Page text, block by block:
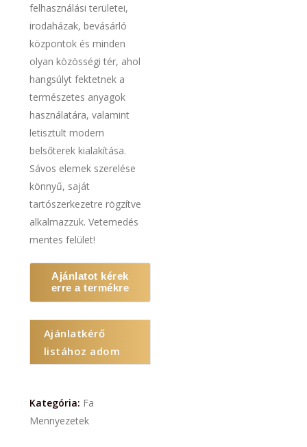
felhasználási területei,
irodaházak, bevásárló
központok és minden
olyan közösségi tér, ahol
hangsúlyt fektetnek a
természetes anyagok
használatára, valamint
letisztult modern
belsőterek kialakítása.
Sávos elemek szerelése
könnyű, saját
tartószerkezetre rögzítve
alkalmazzuk. Vetemedés
mentes felület!
Ajánlatot kérek
erre a termékre
Ajánlatkérő
listához adom
Kategória: Fa
Mennyezetek